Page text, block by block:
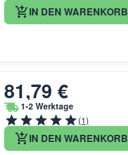
IN DEN WARENKORB
81,79 €
1-2 Werktage
(1)
IN DEN WARENKORB